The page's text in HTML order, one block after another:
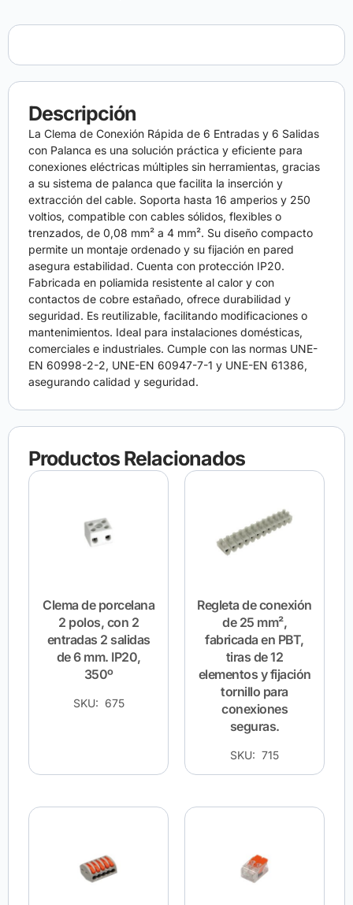
Descripción
La Clema de Conexión Rápida de 6 Entradas y 6 Salidas
con Palanca es una solución práctica y eficiente para
conexiones eléctricas múltiples sin herramientas, gracias
a su sistema de palanca que facilita la inserción y
extracción del cable. Soporta hasta 16 amperios y 250
voltios, compatible con cables sólidos, flexibles o
trenzados, de 0,08 mm² a 4 mm². Su diseño compacto
permite un montaje ordenado y su fijación en pared
asegura estabilidad. Cuenta con protección IP20.
Fabricada en poliamida resistente al calor y con
contactos de cobre estañado, ofrece durabilidad y
seguridad. Es reutilizable, facilitando modificaciones o
mantenimientos. Ideal para instalaciones domésticas,
comerciales e industriales. Cumple con las normas UNE-
EN 60998-2-2, UNE-EN 60947-7-1 y UNE-EN 61386,
asegurando calidad y seguridad.
Productos Relacionados
Clema de porcelana
2 polos, con 2
entradas 2 salidas
de 6 mm. IP20,
350º
SKU: 675
Regleta de conexión
de 25 mm²,
fabricada en PBT,
tiras de 12
elementos y fijación
tornillo para
conexiones
seguras.
SKU: 715